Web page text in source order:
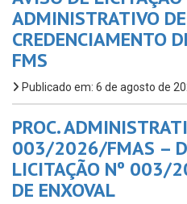
ADMINISTRATIVO
CREDENCIAMENTO
FMS
Publicado em: 6 de agosto de
PROC.
003/2026/FMAS –
LICITAÇÃO Nº 003/
DE ENXOVAL